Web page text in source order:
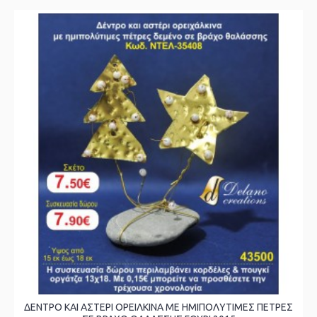
ΔΕΝΤΡΟ ΚΑΙ ΑΣΤΕΡΙ ΟΡΕΙΛΚΙΝΑ ΜΕ ΗΜΙΠΟΛΥΤΙΜΕΣ ΠΕΤΡΕΣ